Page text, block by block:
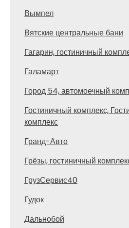
Вымпел
Вятские центральные бани
Гагарин, гостиничный
Галамарт
Город 54, автомоечный
Гостиничный комплекс,
комплекс
Гранд-Авто
Грёзы, гостиничный
ГрузСервис40
Гудок
Дальнобой